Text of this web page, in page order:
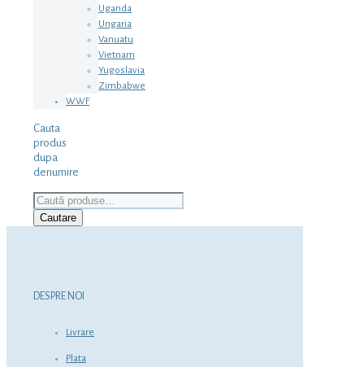
Uganda
Ungaria
Vanuatu
Vietnam
Yugoslavia
Zimbabwe
WWF
Cauta
produs
dupa
denumire
Caută
după:
Cautare
DESPRE NOI
Livrare
Plata